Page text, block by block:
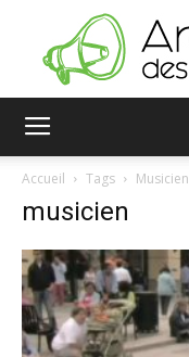
Accueil Tags Musicien
musicien